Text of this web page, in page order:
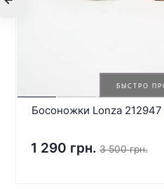
БЫСТРО
Босоножки Lonza 212947
1 290 грн. 3 500 грн.